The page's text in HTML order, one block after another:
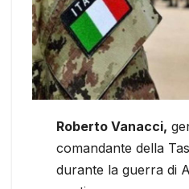
Roberto Vanacci,
comandante della
durante la guerra di